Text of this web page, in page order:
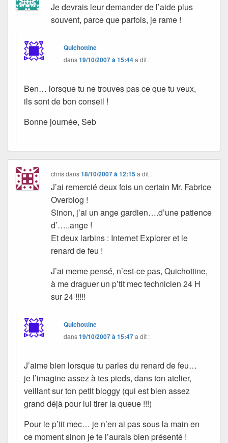
Je devrais leur demander de l’aide plus
souvent, parce que parfois, je rame !
Quichottine
dans19/10/2007 à 15:44a dit :
Ben… lorsque tu ne trouves pas ce que tu veux,
ils sont de bon conseil !
Bonne journée, Seb
chrisdans18/10/2007 à 12:15 a dit :
J’ai remercié deux fois un certain Mr. Fabrice
Overblog !
Sinon, j’ai un ange gardien….d’une patience
d’…..ange !
Et deux larbins : Internet Explorer et le
renard de feu !
J’ai meme pensé, n’est-ce pas, Quichottine,
à me draguer un p’tit mec technicien 24 H
sur 24 !!!!!
Quichottine
dans19/10/2007 à 15:47a dit :
J’aime bien lorsque tu parles du renard de feu…
je l’imagine assez à tes pieds, dans ton atelier,
veillant sur ton petit bloggy (qui est bien assez
grand déjà pour lui tirer la queue !!!)
Pour le p’tit mec… je n’en ai pas sous la main en
ce moment sinon je te l’aurais bien présenté !